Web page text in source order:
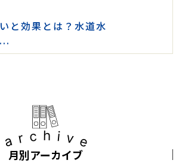
と効果とは？水道水
archive
月別アーカイブ